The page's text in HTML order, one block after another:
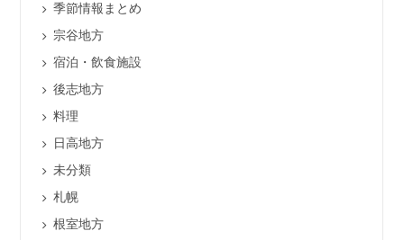
季節情報まとめ
宗谷地方
宿泊・飲食施設
後志地方
料理
日高地方
未分類
札幌
根室地方